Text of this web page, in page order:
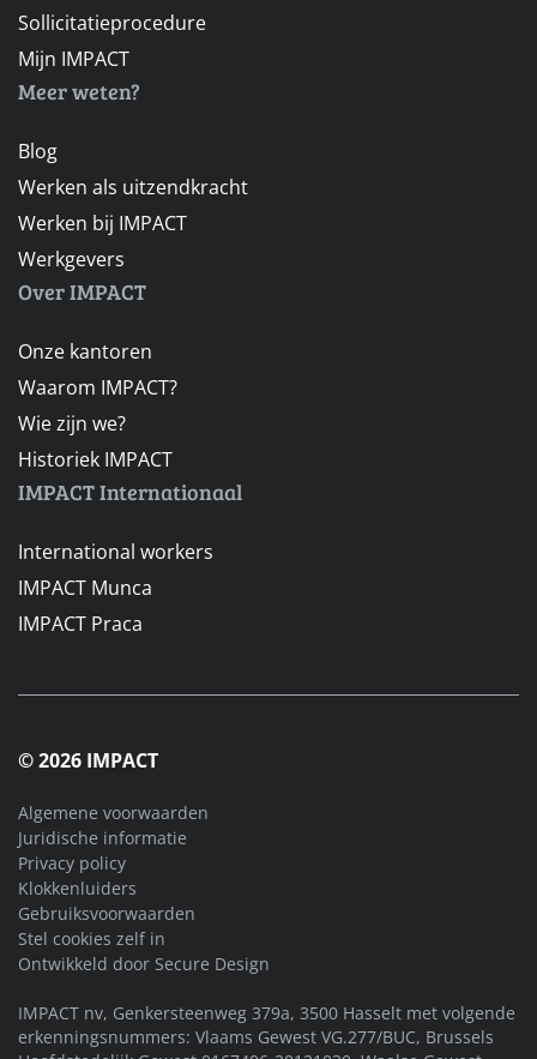
Sollicitatieprocedure
Mijn IMPACT
Meer weten?
Blog
Werken als uitzendkracht
Werken bij IMPACT
Werkgevers
Over IMPACT
Onze kantoren
Waarom IMPACT?
Wie zijn we?
Historiek IMPACT
IMPACT Internationaal
International workers
IMPACT Munca
IMPACT Praca
© 2026 IMPACT
Algemene voorwaarden
Juridische informatie
Privacy policy
Klokkenluiders
Gebruiksvoorwaarden
Stel cookies zelf in
Ontwikkeld door Secure Design
IMPACT nv, Genkersteenweg 379a, 3500 Hasselt met volgende
erkenningsnummers: Vlaams Gewest VG.277/BUC, Brussels